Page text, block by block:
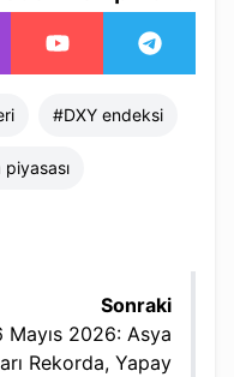
#DXY endeksi
Sonraki
Mayıs 2026: Asya
Rekorda, Yapay